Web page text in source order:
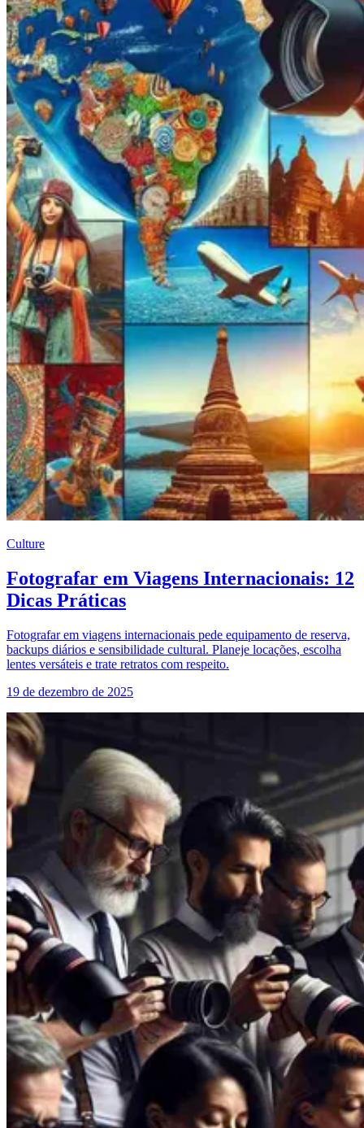
Culture
Fotografar em Viagens Internacionais: 12
Dicas Práticas
Fotografar em viagens internacionais pede equipamento de reserva,
backups diários e sensibilidade cultural. Planeje locações, escolha
lentes versáteis e trate retratos com respeito.
19 de dezembro de 2025